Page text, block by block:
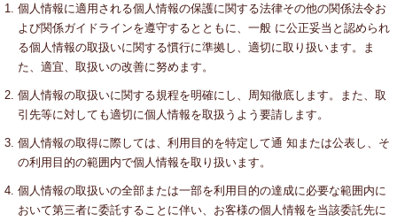
個人情報に適用される個人情報の保護に関する法律その他の関係法令お
よび関係ガイドラインを遵守するとともに、一般 に公正妥当と認められ
る個人情報の取扱いに関する慣行に準拠し、適切に取り扱います。ま
た、適宜、取扱いの改善に努めます。
個人情報の取扱いに関する規程を明確にし、周知徹底します。また、取
引先等に対しても適切に個人情報を取扱うよう要請します。
個人情報の取得に際しては、利用目的を特定して通 知または公表し、そ
の利用目的の範囲内で個人情報を取り扱います。
個人情報の取扱いの全部または一部を利用目的の達成に必要な範囲内に
おいて第三者に委託することに伴い、お客様の個人情報を当該委託先に